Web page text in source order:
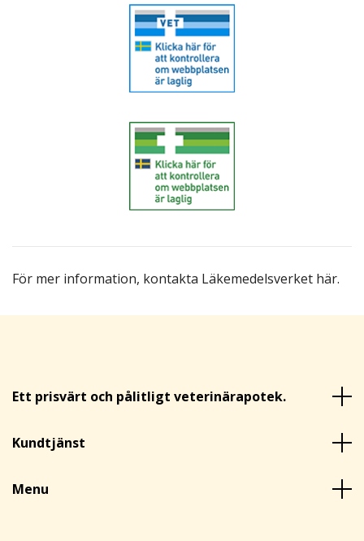
För mer information, kontakta Läkemedelsverket här.
Ett prisvärt och pålitligt veterinärapotek.
Kundtjänst
Menu